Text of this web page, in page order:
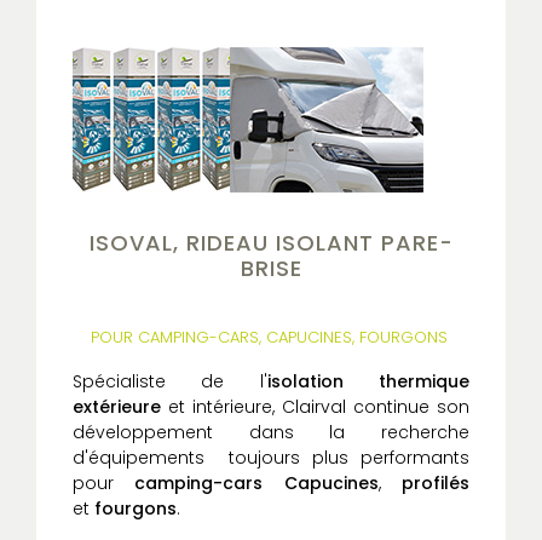
ISOVAL, RIDEAU ISOLANT PARE-
BRISE
POUR CAMPING-CARS, CAPUCINES, FOURGONS
Spécialiste de l'isolation thermique
extérieure et intérieure, Clairval continue son
développement dans la recherche
d'équipements toujours plus performants
pour camping-cars Capucines, profilés
et fourgons.